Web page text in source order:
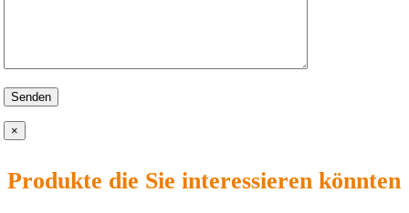
×
Produkte die Sie interessieren könnten